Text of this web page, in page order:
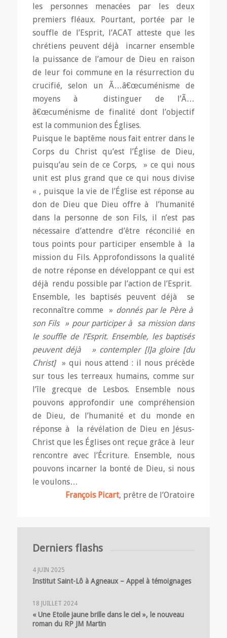
les personnes menacées par les deux
premiers fléaux. Pourtant, portée par le
souffle de l’Esprit, l’ACAT atteste que les
chrétiens peuvent déjà incarner ensemble
la puissance de l’amour de Dieu en raison
de leur foi commune en la résurrection du
crucifié, selon un Ã…â€œcuménisme de
moyens à distinguer de l’Ã…
â€œcuménisme de finalité dont l’objectif
est la communion des Églises.
Puisque le baptême nous fait entrer dans le
Corps du Christ qu’est l’Église de Dieu,
puisqu’au sein de ce Corps, » ce qui nous
unit est plus grand que ce qui nous divise
« , puisque la vie de l’Église est réponse au
don de Dieu que Dieu offre à l’humanité
dans la personne de son Fils, il n’est pas
nécessaire d’attendre d’être réconcilié en
tous points pour participer ensemble à la
mission du Fils. Approfondissons la qualité
de notre réponse en développant ce qui est
déjà rendu possible par l’action de l’Esprit.
Ensemble, les baptisés peuvent déjà se
reconnaître comme » donnés par le Père à
son Fils » pour participer à sa mission dans
le souffle de l’Esprit. Ensemble, les baptisés
peuvent déjà » contempler [l]a gloire [du
Christ]» qui nous attend : il nous précède
sur tous les terreaux humains, comme sur
l’île grecque de Lesbos. Ensemble nous
pouvons approfondir une compréhension
de Dieu, de l’humanité et du monde en
réponse à la révélation de Dieu en Jésus-
Christ que les Églises ont reçue grâce à leur
rencontre avec l’Écriture. Ensemble, nous
pouvons incarner la bonté de Dieu, si nous
le voulons…
François Picart, prêtre de l’Oratoire
Derniers flashs
4 JUIN 2025
Institut Saint-Lô à Agneaux – Appel à témoignages
18 JUILLET 2024
« Une Etoile jaune brille dans le ciel », le nouveau
roman du RP JM Martin